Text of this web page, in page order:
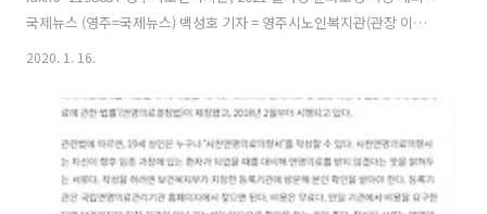
국제뉴스 (영주=국제뉴스) 백성호 기자 = 영주시노인복지관(관장 이상
철)은 3월 24일(수), 3월 31일(수), 4월 7일(수) 오후 1시 30분 영주시노
www.gukjenews.com
2020. 1. 16.